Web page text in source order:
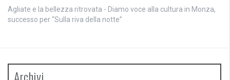
Agliate e la bellezza ritrovata - Diamo voce alla cultura in Monza,
successo per “Sulla riva della notte”